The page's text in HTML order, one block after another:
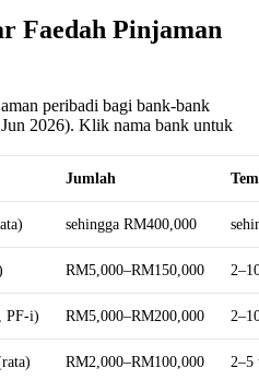
Faedah Pinjaman
peribadi bagi bank-bank
2026). Klik nama bank untuk
Jumlah
sehingga RM400,000
RM5,000–RM150,000
PF-i) RM5,000–RM200,000
RM2,000–RM100,000 2–5